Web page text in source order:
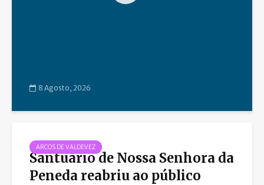
8 Agosto, 2026
ARCOS DE VALDEVEZ
Santuário de Nossa Senhora da
Peneda reabriu ao público